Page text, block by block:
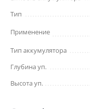
Тип
Применение
Тип аккумулятора
Глубина уп.
Высота уп.